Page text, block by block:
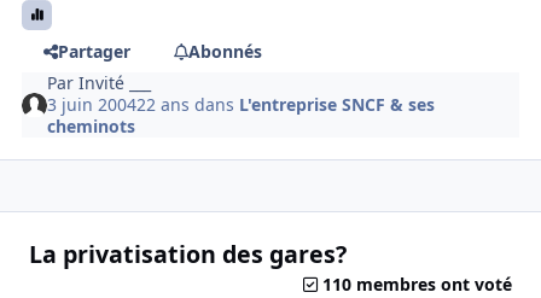
Partager
Abonnés
ParInvité ___
3 juin 200422 ans dans L'entreprise SNCF & ses
cheminots
La privatisation des gares?
110 membres ont voté